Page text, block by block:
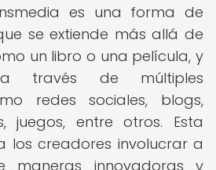
es una forma de
se extiende más allá de
un libro o una película, y
través de múltiples
redes sociales, blogs,
juegos, entre otros. Esta
los creadores involucrar a
maneras innovadoras y